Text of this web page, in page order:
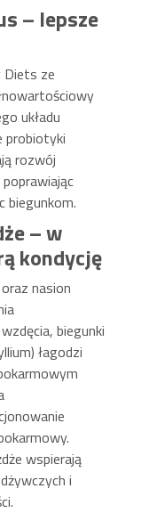
– lepsze
Diets ze
układu
probiotyki
rozwój
biegunkom.
– w
kondycję
nasion
biegunki
łagodzi
wspierają
i